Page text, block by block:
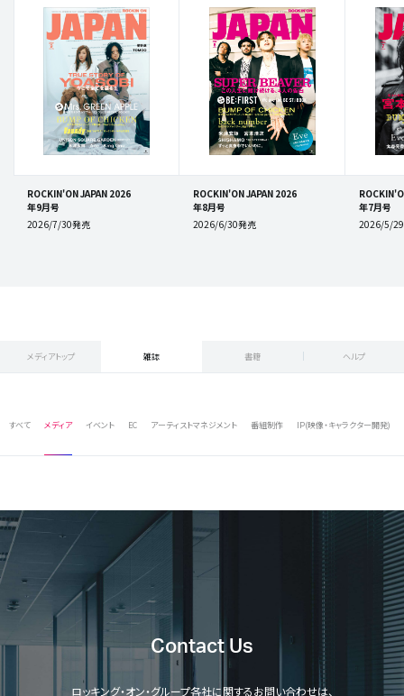
ROCKIN'ON JAPAN 2026
年9月号
2026/7/30発売
ROCKIN'ON JAPAN 2026
年8月号
2026/6/30発売
年7月号
2026/5/
メディアトップ 雑誌 書籍 ヘルプ
すべて メディア イベント EC アーティストマネジメント 番組制作 IP(映像・キャラクター開発)
Contact Us
ロッキング・オン・グループ各社に関するお問い合わせは、